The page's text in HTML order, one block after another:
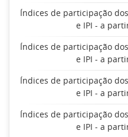
Índices de participação
e IPI - a
Índices de participação
e IPI - a
Índices de participação
e IPI - a
Índices de participação
e IPI - a